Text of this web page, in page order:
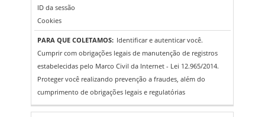
ID da sessão
Cookies
Identificar e autenticar você.
Cumprir com obrigações legais de manutenção de registros
estabelecidas pelo Marco Civil da Internet - Lei 12.965/2014.
Proteger você realizando prevenção a fraudes, além do
cumprimento de obrigações legais e regulatórias